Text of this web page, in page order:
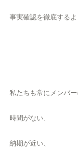
事実確認を徹底する
私たちも常にメンバー
時間がない、
納期が近い、